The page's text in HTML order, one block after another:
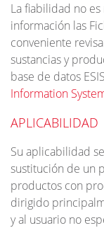
La fiabilidad no
información las
conveniente
sustancias y
base de datos
Information
APLICABILIDAD
Su aplicabilidad
sustitución de un
productos con
dirigido
y al usuario no